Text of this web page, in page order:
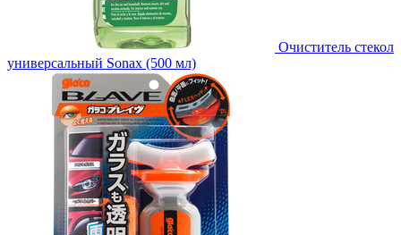
Очиститель стекол
универсальный Sonax (500 мл)